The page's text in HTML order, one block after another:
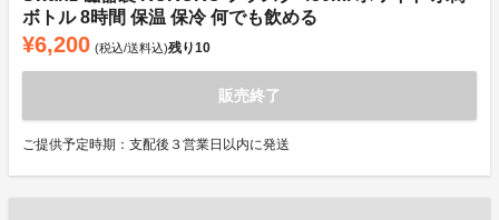
ボトル 8時間 保温 保冷 何でも飲める
¥6,200 (税込/送料込)残り10
販売終了
ご提供予定時期：支配後３営業日以内に発送